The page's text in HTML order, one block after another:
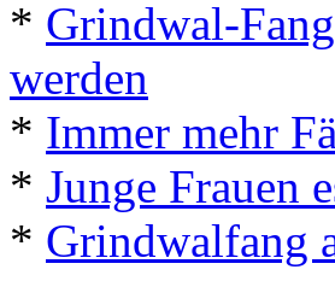
* Grindwal-
werden
* Immer mehr
* Junge Frauen
* Grindwalfang